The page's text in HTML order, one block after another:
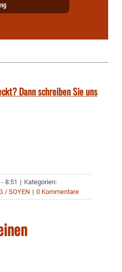
Dann schreiben Sie uns
8:51 | Kategorien:
/ SOYEN | 0 Kommentare